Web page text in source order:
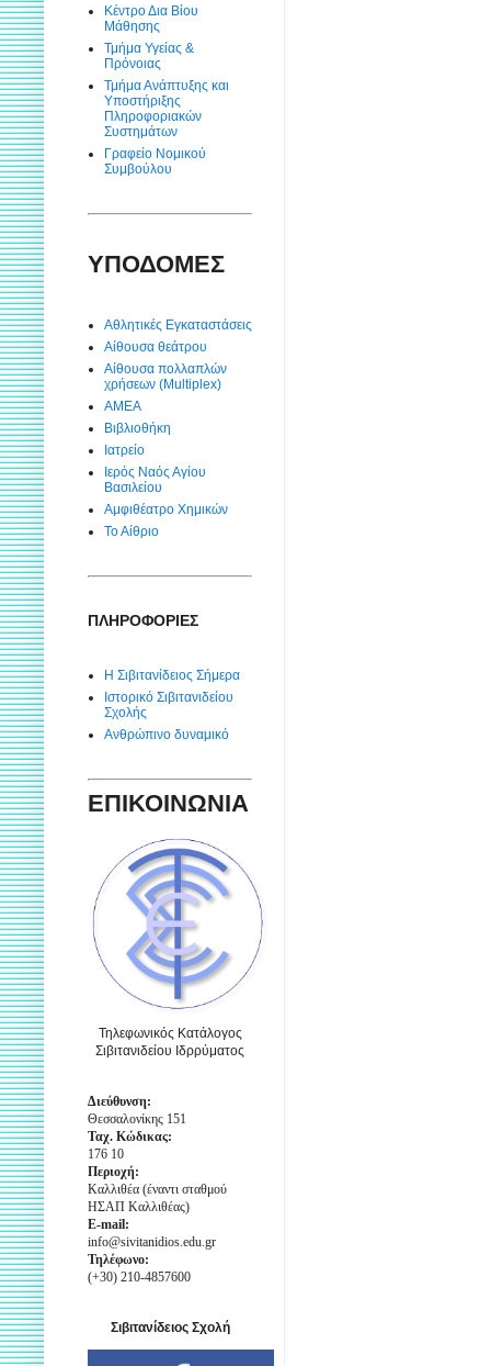
Κέντρο Δια Βίου
Μάθησης
Τμήμα Υγείας &
Πρόνοιας
Τμήμα Ανάπτυξης και
Υποστήριξης
Πληροφοριακών
Συστημάτων
Γραφείο Νομικού
Συμβούλου
ΥΠΟΔΟΜΕΣ
Αθλητικές Εγκαταστάσεις
Αίθουσα θεάτρου
Αίθουσα πολλαπλών
χρήσεων (Multiplex)
ΑΜΕΑ
Βιβλιοθήκη
Ιατρείο
Ιερός Ναός Αγίου
Βασιλείου
Αμφιθέατρο Χημικών
Το Αίθριο
ΠΛΗΡΟΦΟΡΙΕΣ
Η Σιβιτανίδειος Σήμερα
Ιστορικό Σιβιτανιδείου
Σχολής
Ανθρώπινο δυναμικό
ΕΠΙΚΟΙΝΩΝΙΑ
Τηλεφωνικός Κατάλογος
Σιβιτανιδείου Ιδρρύματος
Διεύθυνση:
Θεσσαλονίκης 151
Ταχ. Κώδικας:
176 10
Περιοχή:
Καλλιθέα (έναντι σταθμού
ΗΣΑΠ Καλλιθέας)
E-mail:
info@sivitanidios.edu.gr
Τηλέφωνο:
(+30) 210-4857600
Σιβιτανίδειος Σχολή